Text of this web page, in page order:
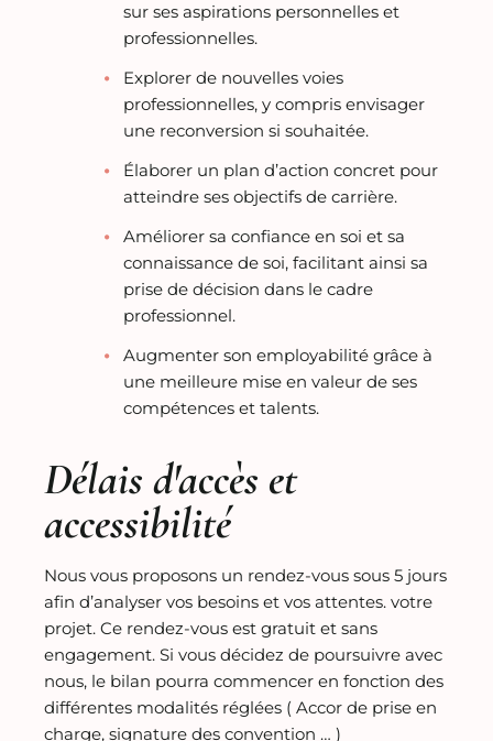
sur ses aspirations personnelles et
professionnelles.
Explorer de nouvelles voies
professionnelles, y compris envisager
une reconversion si souhaitée.
Élaborer un plan d’action concret pour
atteindre ses objectifs de carrière.
Améliorer sa confiance en soi et sa
connaissance de soi, facilitant ainsi sa
prise de décision dans le cadre
professionnel.
Augmenter son employabilité grâce à
une meilleure mise en valeur de ses
compétences et talents.
Délais d'accès et
accessibilité
Nous vous proposons un rendez-vous sous 5 jours
afin d’analyser vos besoins et vos attentes. votre
projet. Ce rendez-vous est gratuit et sans
engagement. Si vous décidez de poursuivre avec
nous, le bilan pourra commencer en fonction des
différentes modalités réglées ( Accor de prise en
charge, signature des convention … )